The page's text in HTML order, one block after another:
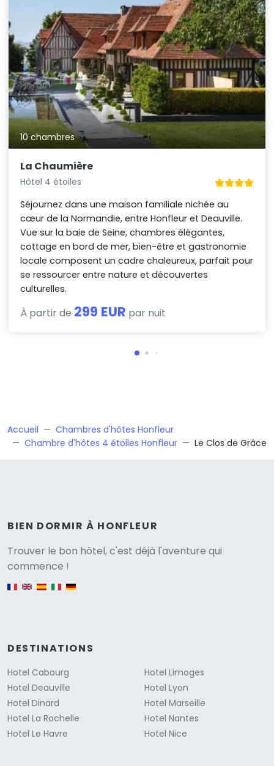
10 chambres
La Chaumière
Hôtel 4 étoiles
Séjournez dans une maison familiale nichée au
cœur de la Normandie, entre Honfleur et Deauville.
Vue sur la baie de Seine, chambres élégantes,
cottage en bord de mer, bien-être et gastronomie
locale composent un cadre chaleureux, parfait pour
se ressourcer entre nature et découvertes
culturelles.
À partir de 299 EUR par nuit
Accueil
Chambres d'hôtes Honfleur
Chambre d'hôtes 4 étoiles Honfleur
Le Clos de Grâce
BIEN DORMIR À HONFLEUR
Trouver le bon hôtel, c'est déjà l'aventure qui
commence !
English version
DESTINATIONS
Hotel Cabourg
Hotel Deauville
Hotel Dinard
Hotel La Rochelle
Hotel Le Havre
Hotel Limoges
Hotel Lyon
Hotel Marseille
Hotel Nantes
Hotel Nice